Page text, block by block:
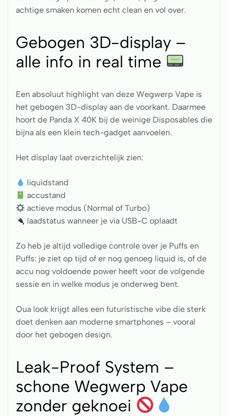
achtige smaken komen echt clean en vol over.
Gebogen 3D-display –
alle info in real time
Een absoluut highlight van deze Wegwerp Vape is
het gebogen 3D-display aan de voorkant. Daarmee
hoort de Panda X 40K bij de weinige Disposables die
bijna als een klein tech-gadget aanvoelen.
Het display laat overzichtelijk zien:
liquidstand
accustand
actieve modus (Normal of Turbo)
laadstatus wanneer je via USB-C oplaadt
Zo heb je altijd volledige controle over je Puffs en
Puffs: je ziet op tijd of er nog genoeg liquid is, of de
accu nog voldoende power heeft voor de volgende
sessie en in welke modus je onderweg bent.
Qua look krijgt alles een futuristische vibe die sterk
doet denken aan moderne smartphones – vooral
door het gebogen design.
Leak-Proof System –
schone Wegwerp Vape
zonder geknoei